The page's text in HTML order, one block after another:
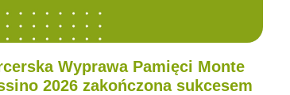
Wyprawa Pamięci Monte
2026 zakończona sukcesem